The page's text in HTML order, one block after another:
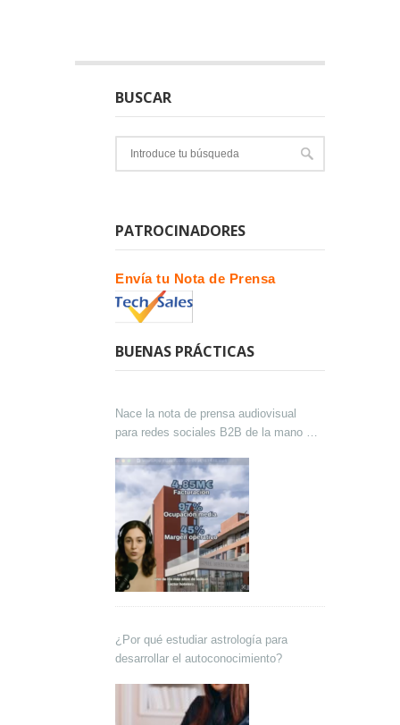
BUSCAR
PATROCINADORES
Envía tu Nota de Prensa
BUENAS PRÁCTICAS
Nace la nota de prensa audiovisual
para redes sociales B2B de la mano de
¿Por qué estudiar astrología para
desarrollar el autoconocimiento?